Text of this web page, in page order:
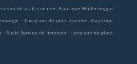
de plats cuisinés Asiatique Walferdingen
. Livraison de plats cuisinés Asiatique
. Sushi Service de livraison . Livraison de plats